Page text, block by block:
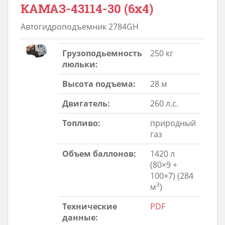
КАМАЗ-43114-30 (6х4)
Автогидроподъемник 2784GH
Грузоподьемность
люльки:
250 кг
Высота подъема:
28 м
Двигатель:
260 л.с.
Топливо:
природный
газ
Объем баллонов:
1420 л
(80×9 +
100×7) (284
м3)
Технические
данные:
PDF